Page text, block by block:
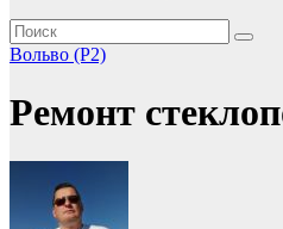
Вольво (P2)
Ремонт